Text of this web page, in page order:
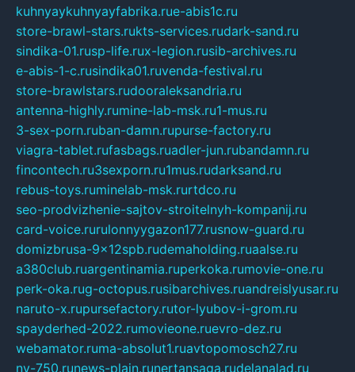
kuhnyaykuhnyayfabrika.rue-abis1c.ru
store-brawl-stars.rukts-services.rudark-sand.ru
sindika-01.rusp-life.rux-legion.rusib-archives.ru
e-abis-1-c.rusindika01.ruvenda-festival.ru
store-brawlstars.rudooraleksandria.ru
antenna-highly.rumine-lab-msk.ru1-mus.ru
3-sex-porn.ruban-damn.rupurse-factory.ru
viagra-tablet.rufasbags.ruadler-jun.rubandamn.ru
fincontech.ru3sexporn.ru1mus.rudarksand.ru
rebus-toys.ruminelab-msk.rurtdco.ru
seo-prodvizhenie-sajtov-stroitelnyh-kompanij.ru
card-voice.rurulonnyygazon177.rusnow-guard.ru
domizbrusa-9x12spb.rudemaholding.ruaalse.ru
a380club.ruargentinamia.ruperkoka.rumovie-one.ru
perk-oka.rug-octopus.rusibarchives.ruandreislyusar.ru
naruto-x.rupursefactory.rutor-lyubov-i-grom.ru
spayderhed-2022.rumovieone.ruevro-dez.ru
webamator.ruma-absolut1.ruavtopomosch27.ru
nv-750.runews-plain.runertansaga.rudelanalad.ru